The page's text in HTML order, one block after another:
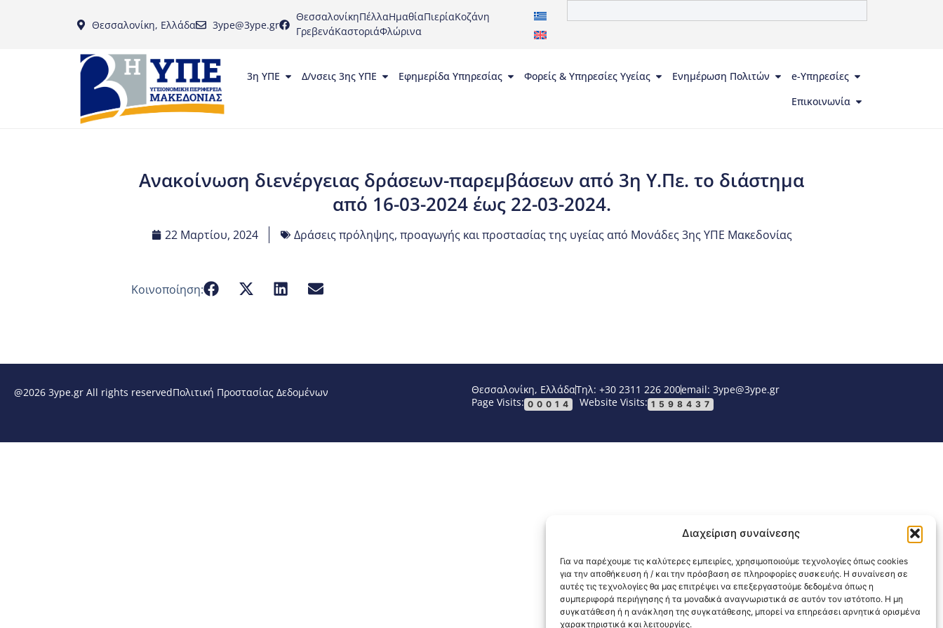
Διαχείριση συναίνεσης
Για να παρέχουμε τις καλύτερες εμπειρίες, χρησιμοποιούμε τεχνολογίες όπως cookies
για την αποθήκευση ή / και την πρόσβαση σε πληροφορίες συσκευής. Η συναίνεση σε
αυτές τις τεχνολογίες θα μας επιτρέψει να επεξεργαστούμε δεδομένα όπως η
συμπεριφορά περιήγησης ή τα μοναδικά αναγνωριστικά σε αυτόν τον ιστότοπο. Η μη
συγκατάθεση ή η ανάκληση της συγκατάθεσης, μπορεί να επηρεάσει αρνητικά ορισμένα
χαρακτηριστικά και λειτουργίες.
Θεσσαλονίκη, Ελλάδα 3ype@3ype.gr
ΘεσσαλονίκηΠέλλαΗμαθίαΠιερίαΚοζάνη
ΓρεβενάΚαστοριάΦλώρινα
3η ΥΠΕ Δ/νσεις 3ης ΥΠΕ Εφημερίδα Υπηρεσίας Φορείς & Υπηρεσίες Υγείας Ενημέρωση Πολιτών
e-Υπηρεσίες
Επικοινωνία
Ανακοίνωση διενέργειας δράσεων-παρεμβάσεων από 3η Υ.Πε. το διάστημα
από 16-03-2024 έως 22-03-2024.
22 Μαρτίου, 2024 Δράσεις πρόληψης, προαγωγής και προστασίας της υγείας από Μονάδες 3ης ΥΠΕ Μακεδονίας
Κοινοποίηση:
@2026 3ype.gr All rights reservedΠολιτική Προστασίας Δεδομένων Θεσσαλονίκη, ΕλλάδαΤηλ: +30 2311 226 200email: 3ype@3ype.gr
Page Visits: 00014 Website Visits: 1598437